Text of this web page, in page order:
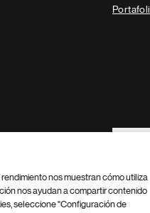
Footer
nos muestran cómo utiliza
nos ayudan a compartir contenido
seleccione "Configuración de